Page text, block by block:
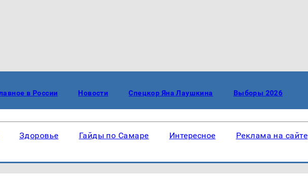
в России Новости Спецкор Яна Лаушкина Выборы 2026
Здоровье Гайды по Самаре Интересное Реклама на сайте